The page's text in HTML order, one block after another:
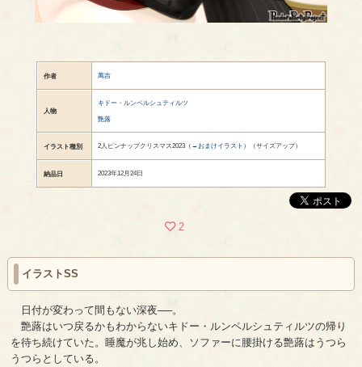
作者 萬吉
人物
キドー・ルンペルシュティルツ
艶蕗
イラスト種別 2人ピンナップクリスマス2023（ →おまけイラスト ）（サイズアップ）
納品日 2023年12月24日
2
イラストSS
日付が変わって間もない深夜──。
艶蕗はいつ戻るかもわからないキドー・ルンペルシュティルツの帰り
を待ち続けていた。睡魔が兆し始め、ソファーに腰掛ける艶蕗はうつら
うつらとしている。